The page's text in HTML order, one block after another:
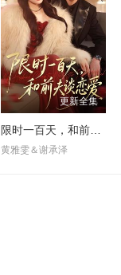
更新全集
限时一百天，和前夫谈恋爱
黄雅雯＆谢承泽